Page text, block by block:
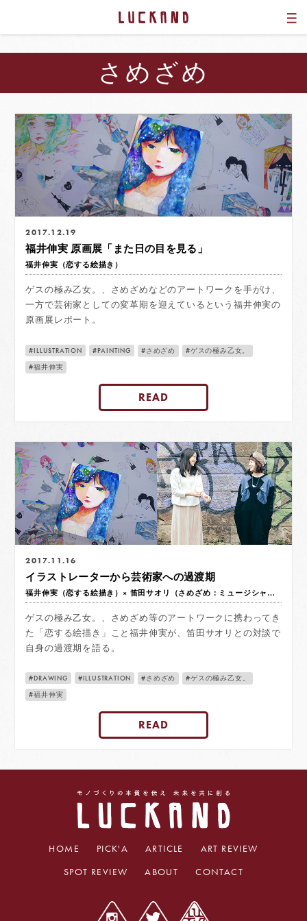
さめざめ
2017.12.19
福井伸実 原画展「また日の目を見る」
福井伸実（恋する絵描き）
ゲスの極み乙女。、さめざめなどのアートワークを手がけ、
一方で芸術家としての変革期を迎えているという福井伸実の
原画展レポート。
ILLUSTRATION PAINTING さめざめ
ゲスの極み乙女。
福井伸実
READ
2017.11.16
イラストレーターから芸術家への過渡期
福井伸実（恋する絵描き）× 笛田サオリ（さめざめ：ミュージシャン）
ゲスの極み乙女。、さめざめ等のアートワークに携わってき
た「恋する絵描き」こと福井伸実が、笛田サオリとの対談で
自身の過渡期を語る。
DRAWING ILLUSTRATION さめざめ
ゲスの極み乙女。
福井伸実
READ
HOME PICK'A ARTICLE
ART REVIEW
SPOT REVIEW
ABOUT CONTACT